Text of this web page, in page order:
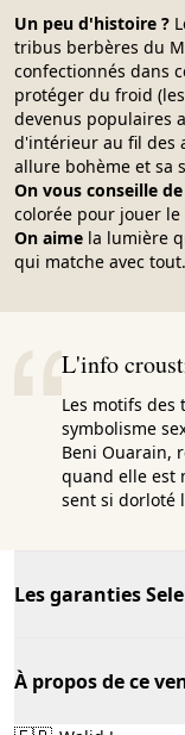
Un peu d'histoire ?
tribus berbères du
confectionnés dans
protéger du froid
devenus populaires
d'intérieur au fil des
allure bohème et sa
On vous conseille de
colorée pour jouer le
On aime la lumière
qui matche avec tout.
L'info
Les motifs
symbolisme
Beni Ouarain,
quand elle est
sent si dorloté
Les garanties
À propos de ce